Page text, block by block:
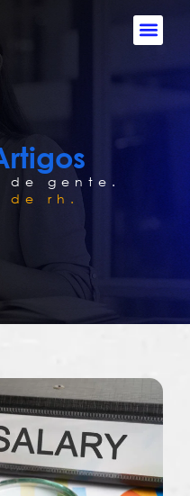
de gente.
de rh.